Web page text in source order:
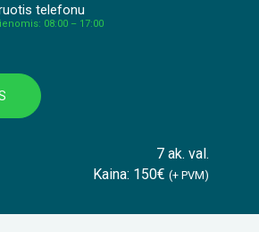
telefonu
08:00 – 17:00
7 ak. val.
Kaina: 150€ (+ PVM)